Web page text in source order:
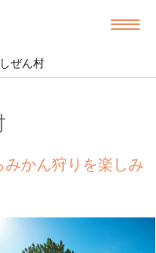
ぜん村
かん狩りを楽しみ